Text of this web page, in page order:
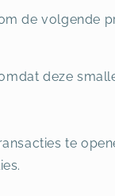
de volgende
deze
te